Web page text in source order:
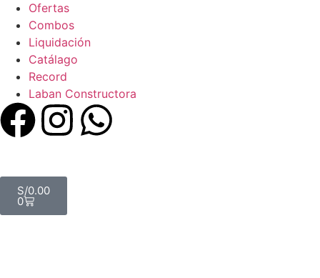
Ofertas
Combos
Liquidación
Catálago
Record
Laban Constructora
S/0.00
0